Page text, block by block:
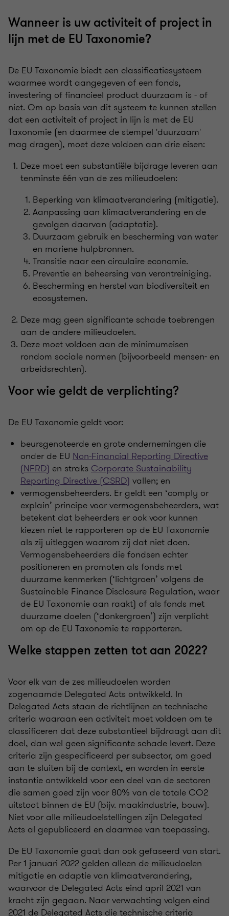
Wanneer is uw activiteit of project in
lijn met de EU Taxonomie?
De EU Taxonomie biedt een classificatiesysteem
waarmee wordt aangegeven of een fonds,
investering of financieel product duurzaam is - of
niet. Om op basis van dit systeem te kunnen stellen
dat een activiteit of project in lijn is met de EU
Taxonomie (en daarmee de stempel 'duurzaam'
mag dragen), moet deze voldoen aan drie eisen:
Deze moet een substantiële bijdrage leveren aan
tenminste één van de zes milieudoelen:
Beperking van klimaatverandering (mitigatie).
Aanpassing aan klimaatverandering en de
gevolgen daarvan (adaptatie).
Duurzaam gebruik en bescherming van water
en mariene hulpbronnen.
Transitie naar een circulaire economie.
Preventie en beheersing van verontreiniging.
Bescherming en herstel van biodiversiteit en
ecosystemen.
Deze mag geen significante schade toebrengen
aan de andere milieudoelen.
Deze moet voldoen aan de minimumeisen
rondom sociale normen (bijvoorbeeld mensen- en
arbeidsrechten).
Voor wie geldt de verplichting?
De EU Taxonomie geldt voor:
beursgenoteerde en grote ondernemingen die
onder de EU Non-Financial Reporting Directive
(NFRD) en straks Corporate Sustainability
Reporting Directive (CSRD) vallen; en
vermogensbeheerders. Er geldt een ‘comply or
explain’ principe voor vermogensbeheerders, wat
betekent dat beheerders er ook voor kunnen
kiezen niet te rapporteren op de EU Taxonomie
als zij uitleggen waarom zij dat niet doen.
Vermogensbeheerders die fondsen echter
positioneren en promoten als fonds met
duurzame kenmerken (‘lichtgroen’ volgens de
Sustainable Finance Disclosure Regulation, waar
de EU Taxonomie aan raakt) of als fonds met
duurzame doelen (‘donkergroen’) zijn verplicht
om op de EU Taxonomie te rapporteren.
Welke stappen zetten tot aan 2022?
Voor elk van de zes milieudoelen worden
zogenaamde Delegated Acts ontwikkeld. In
Delegated Acts staan de richtlijnen en technische
criteria waaraan een activiteit moet voldoen om te
classificeren dat deze substantieel bijdraagt aan dit
doel, dan wel geen significante schade levert. Deze
criteria zijn gespecificeerd per subsector, om goed
aan te sluiten bij de context, en worden in eerste
instantie ontwikkeld voor een deel van de sectoren
die samen goed zijn voor 80% van de totale CO2
uitstoot binnen de EU (bijv. maakindustrie, bouw).
Niet voor alle milieudoelstellingen zijn Delegated
Acts al gepubliceerd en daarmee van toepassing.
De EU Taxonomie gaat dan ook gefaseerd van start.
Per 1 januari 2022 gelden alleen de milieudoelen
mitigatie en adaptie van klimaatverandering,
waarvoor de Delegated Acts eind april 2021 van
kracht zijn gegaan. Naar verwachting volgen eind
2021 de Delegated Acts die technische criteria